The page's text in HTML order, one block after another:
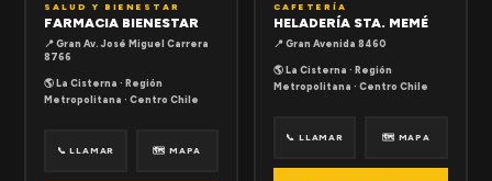
SALUD Y BIENESTAR
FARMACIA BIENESTAR
📍 Gran Av. José Miguel Carrera
8766
🌎 La Cisterna · Región
Metropolitana · Centro Chile
📞 LLAMAR 🗺 MAPA
CAFETERÍA
HELADERÍA STA. MEMÉ
📍 Gran Avenida 8460
🌎 La Cisterna · Región
Metropolitana · Centro Chile
📞 LLAMAR 🗺 MAPA